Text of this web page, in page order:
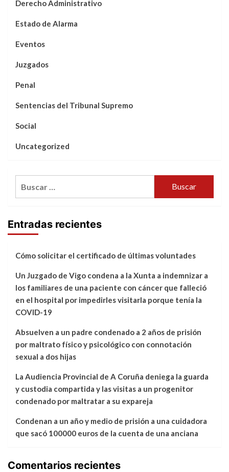
Derecho Administrativo
Estado de Alarma
Eventos
Juzgados
Penal
Sentencias del Tribunal Supremo
Social
Uncategorized
Entradas recientes
Cómo solicitar el certificado de últimas voluntades
Un Juzgado de Vigo condena a la Xunta a indemnizar a
los familiares de una paciente con cáncer que falleció
en el hospital por impedirles visitarla porque tenía la
COVID-19
Absuelven a un padre condenado a 2 años de prisión
por maltrato físico y psicológico con connotación
sexual a dos hijas
La Audiencia Provincial de A Coruña deniega la guarda
y custodia compartida y las visitas a un progenitor
condenado por maltratar a su expareja
Condenan a un año y medio de prisión a una cuidadora
que sacó 100000 euros de la cuenta de una anciana
Comentarios recientes